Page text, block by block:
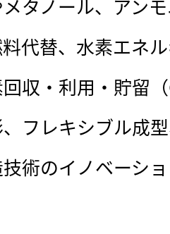
タノール、アン
料代替、水素エネ
収・利用・貯留
フレキシブル成
術のイノベーシ